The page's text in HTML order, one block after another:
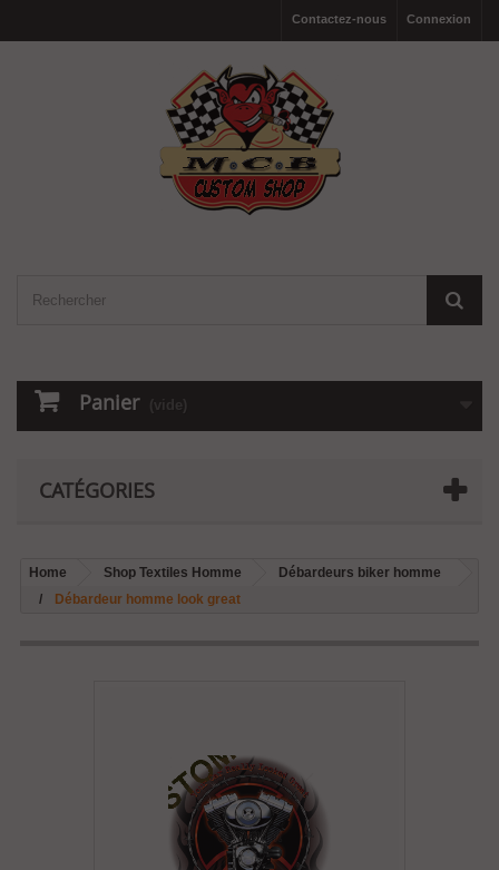
Connexion
Contactez-nous
Panier (vide)
CATÉGORIES
Home Shop Textiles Homme
Débardeurs biker homme
Débardeur homme look great